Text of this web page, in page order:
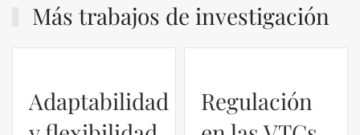
Más trabajos de investigación
Adaptabilidad
Regulación